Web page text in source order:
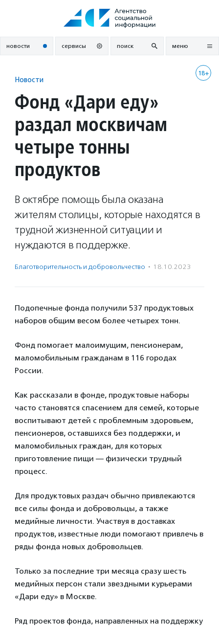
новости сервисы поиск меню
18+
Новости
Фонд «Дари еду»
раздал москвичам
четыре тонны
продуктов
В октябре помощь была оказана
жителям столицы, которые находятся в
трудной жизненной ситуации и
нуждаются в поддержке.
Благотвори­тель­ность и доброволь­чест­во · 18.10.2023
Подопечные фонда получили 537 продуктовых
наборов общим весом более четырех тонн.
Фонд помогает малоимущим, пенсионерам,
маломобильным гражданам в 116 городах
России.
Как рассказали в фонде, продуктовые наборы
часто становятся спасением для семей, которые
воспитывают детей с проблемным здоровьем,
пенсионеров, оставшихся без поддержки, и
маломобильных граждан, для которых
приготовление пищи — физически трудный
процесс.
Для продуктовых раздач обычно привлекаются
все силы фонда и добровольцы, а также
медийные личности. Участвуя в доставках
продуктов, известные люди помогают привлечь в
ряды фонда новых добровольцев.
Только за последние три месяца сразу шесть
медийных персон стали звездными курьерами
«Дари еду» в Москве.
Ряд проектов фонда, направленных на поддержку